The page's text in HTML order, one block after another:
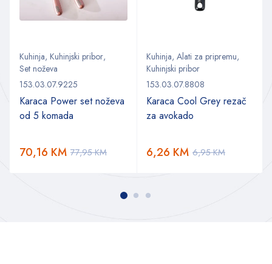
Kuhinja, Kuhinjski pribor,
Set noževa
153.03.07.9225
Karaca Power set noževa
od 5 komada
77,95KM
70,16 KM
Kuhinja, Alati za pripremu,
Kuhinjski pribor
153.03.07.8808
Karaca Cool Grey rezač
za avokado
6,95KM
6,26 KM